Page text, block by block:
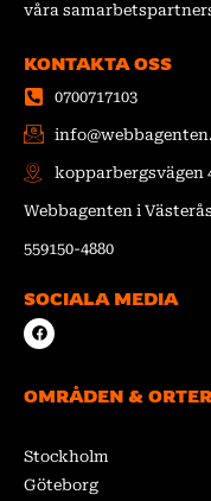
våra
KONTAKTA OSS
0700717103
kopparbergsvägen
Webbagenten i
559150-4880
SOCIALA MEDIA
F
a
c
o
OMRÅDEN & ORTER
Stockholm
Göteborg